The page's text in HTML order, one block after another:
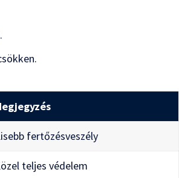
fertőzésveszély
teljes védelem